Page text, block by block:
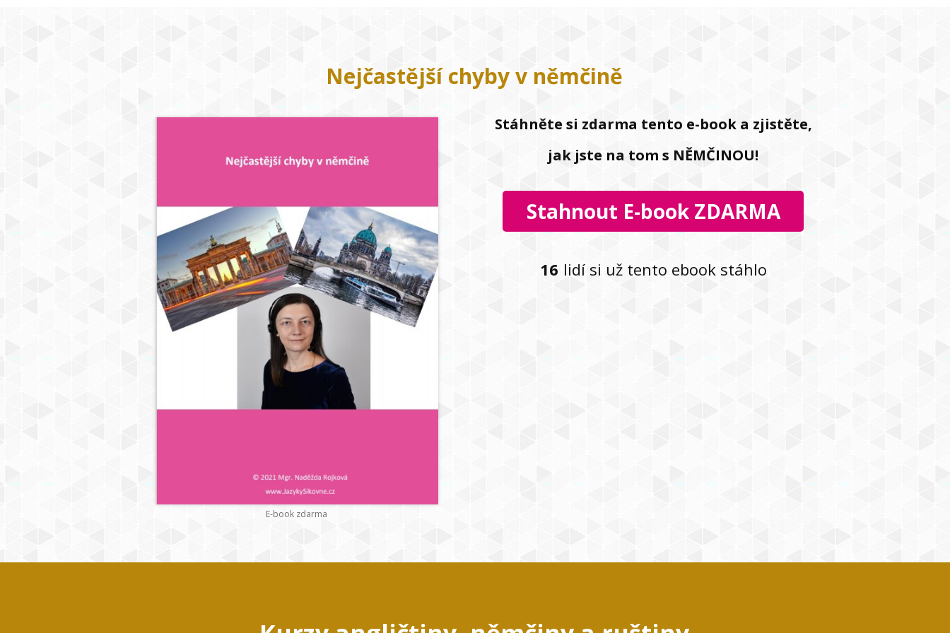
Nejčastější chyby v němčině
E-book zdarma
Stáhněte si zdarma tento e-book a zjistěte,
jak jste na tom s NĚMČINOU!
Stahnout E-book ZDARMA
16 lidí si už tento ebook stáhlo